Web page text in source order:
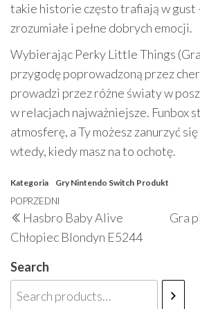
takie historie często trafiają w gust
zrozumiałe i pełne dobrych emocji.
Wybierając Perky Little Things
przygodę poprowadzoną przez
prowadzi przez różne światy w
w relacjach najważniejsze. Funbox
atmosferę, a Ty możesz zanurzyć
wtedy, kiedy masz na to ochotę.
Kategoria Gry Nintendo Switch Produkt
Nawigacja
wpisu
Poprzedni
wpis
POPRZEDNI
Hasbro Baby Alive
Chłopiec Blondyn E5244
Gra
Search